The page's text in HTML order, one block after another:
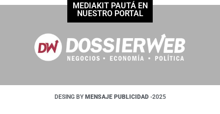
MEDIAKIT PAUTÁ EN
NUESTRO PORTAL
DESING BY MENSAJE PUBLICIDAD -2025